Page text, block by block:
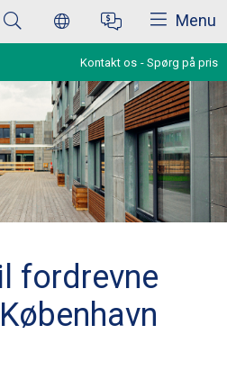
Menu
Kontakt os Spørg på pris
fordrevne